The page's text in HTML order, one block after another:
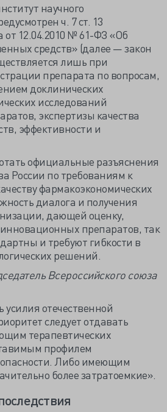
научного
ч. 7 ст. 13
от 12.04.2010 № 61-ФЗ «Об
средств» (далее — закон
лишь при
препарата по вопросам,
доклинических
исследований
экспертизы качества
эффективности и
официальные разъяснения
по требованиям к
фармакоэкономических
диалога и получения
дающей оценку,
препаратов, так
и требуют гибкости в
решений.
Всероссийского союза
отечественной
следует отдавать
терапевтических
профилем
Либо имеющим
более затратоемкие».